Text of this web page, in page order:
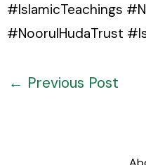
#IslamicTeachings
#NoorulHudaTrust
← Previous Post